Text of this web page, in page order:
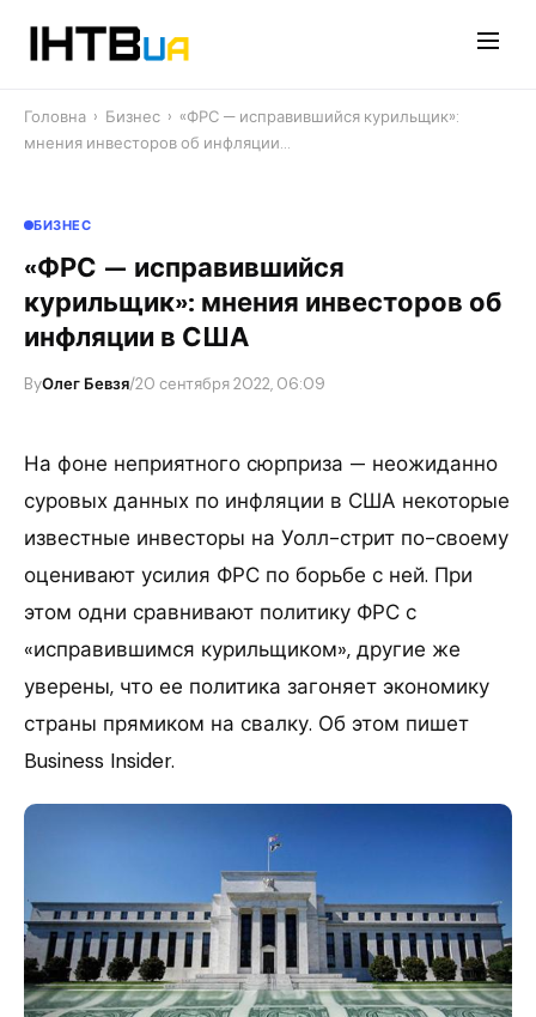
Головна › Бизнес › «ФРС — исправившийся курильщик»:
мнения инвесторов об инфляции…
БИЗНЕС
«ФРС — исправившийся
курильщик»: мнения инвесторов об
инфляции в США
ByОлег Бевзя/20 сентября 2022, 06:09
На фоне неприятного сюрприза — неожиданно
суровых данных по инфляции в США некоторые
известные инвесторы на Уолл-стрит по-своему
оценивают усилия ФРС по борьбе с ней. При
этом одни сравнивают политику ФРС с
«исправившимся курильщиком», другие же
уверены, что ее политика загоняет экономику
страны прямиком на свалку. Об этом пишет
Business Insider.